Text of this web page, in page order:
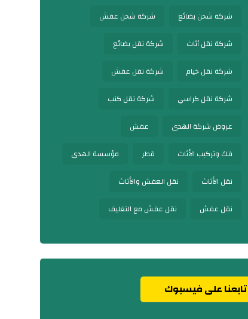
شركة شحن بضائع شركة شحن عفش
شركة نقل أثاث شركة نقل بضائع
شركة نقل خيام شركة نقل عفش
شركة نقل كراسي شركة نقل كنب
عروض شركة الهدى عفش
فك وتركيب الأثاث قطر مؤسسة الهدى
نقل الأثاث نقل العفش والأثاث
نقل عفش نقل عفش مع التغليف
تابعنا على فيسبوك